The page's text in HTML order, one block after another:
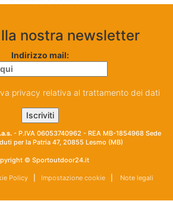
nostra newsletter
Indirizzo mail:
privacy relativa al trattamento dei dati
- P.IVA 06053740962 - REA MB-1854968 Sede
per la Patria 47, 20855 Lesmo (MB)
© Sportoutdoor24.it
Policy| Impostazione cookie| Note legali